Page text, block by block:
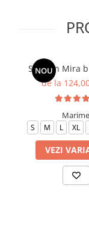
NOU
Sarafan Mira
de la
S M L XL
VEZI